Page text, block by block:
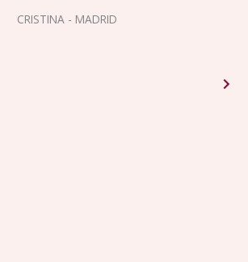
CRISTINA - MADRID